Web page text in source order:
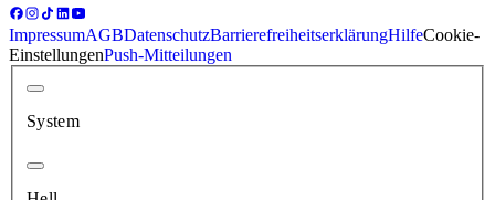
ImpressumAGBDatenschutzBarrierefreiheitserklärungHilfeCookie-
EinstellungenPush-Mitteilungen
System